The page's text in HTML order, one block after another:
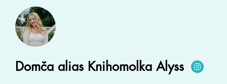
Domča alias Knihomolka Alyss